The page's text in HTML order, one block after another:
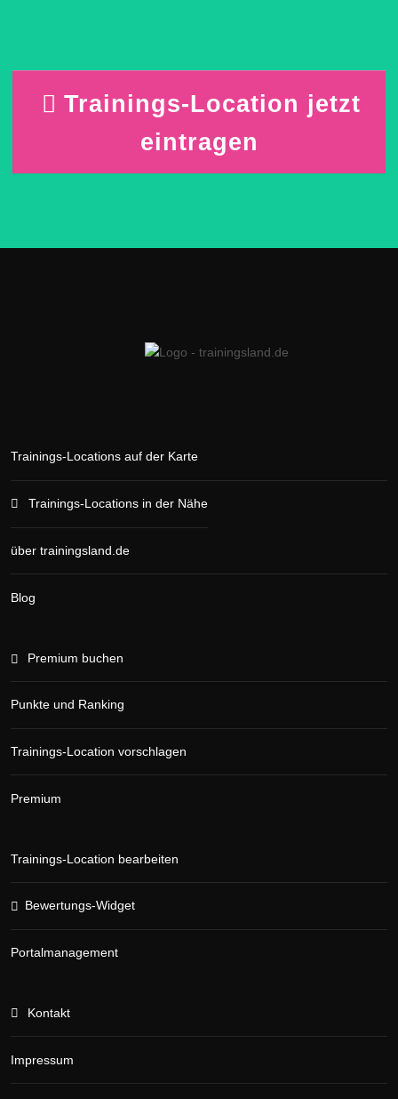
Trainings-Location jetzt
eintragen
Trainings-Locations auf der Karte
Trainings-Locations in der Nähe
über trainingsland.de
Blog
Premium buchen
Punkte und Ranking
Trainings-Location vorschlagen
Premium
Trainings-Location bearbeiten
Bewertungs-Widget
Portalmanagement
Kontakt
Impressum